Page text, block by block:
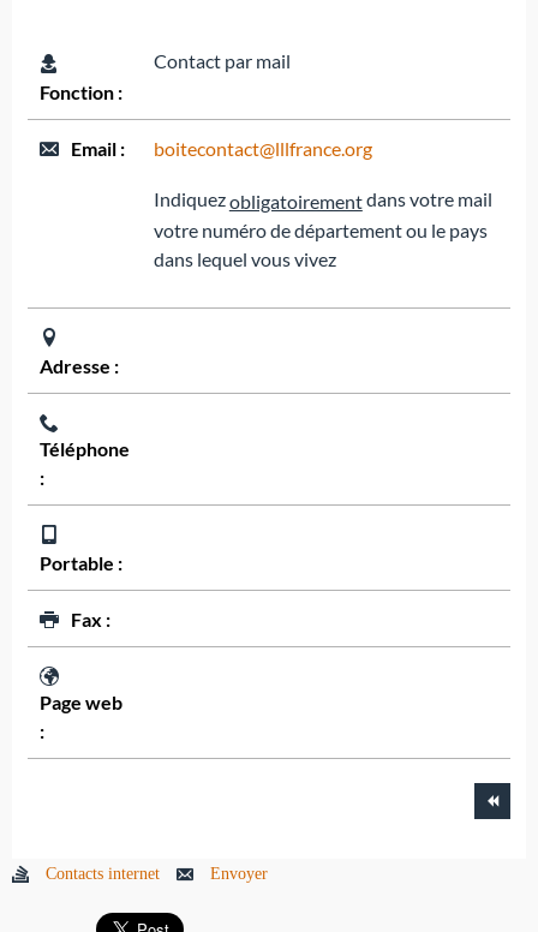
Fonction :
Contact par mail
Email : boitecontact@lllfrance.org
Indiquezobligatoirementdans votre mail
votre numéro de département ou le pays
dans lequel vous vivez
Adresse :
Téléphone
:
Portable :
Fax :
Page web
:
Contacts internet Envoyer